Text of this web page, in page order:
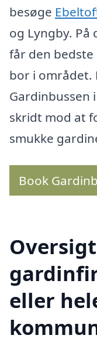
besøge
og Lyngby. På
får den bedste
bor i området.
Gardinbussen
skridt mod at
smukke
Book
eller